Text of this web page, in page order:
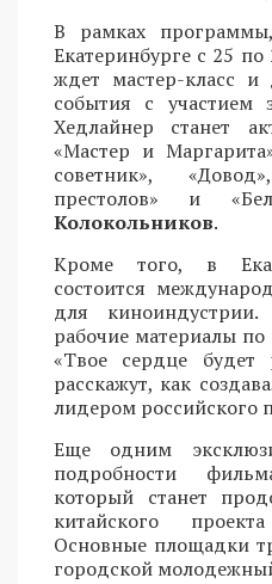
В рамках
Екатеринбурге с 25 по
ждет мастер-класс и
события с участием
Хедлайнер станет
«Мастер и
советник»,
престолов» и
Колокольников.
Кроме того, в
состоится
для киноиндустрии.
рабочие материалы
«Твое сердце будет
расскажут, как
лидером российского
Еще одним
подробности
который станет
китайского
Основные площадки
городской